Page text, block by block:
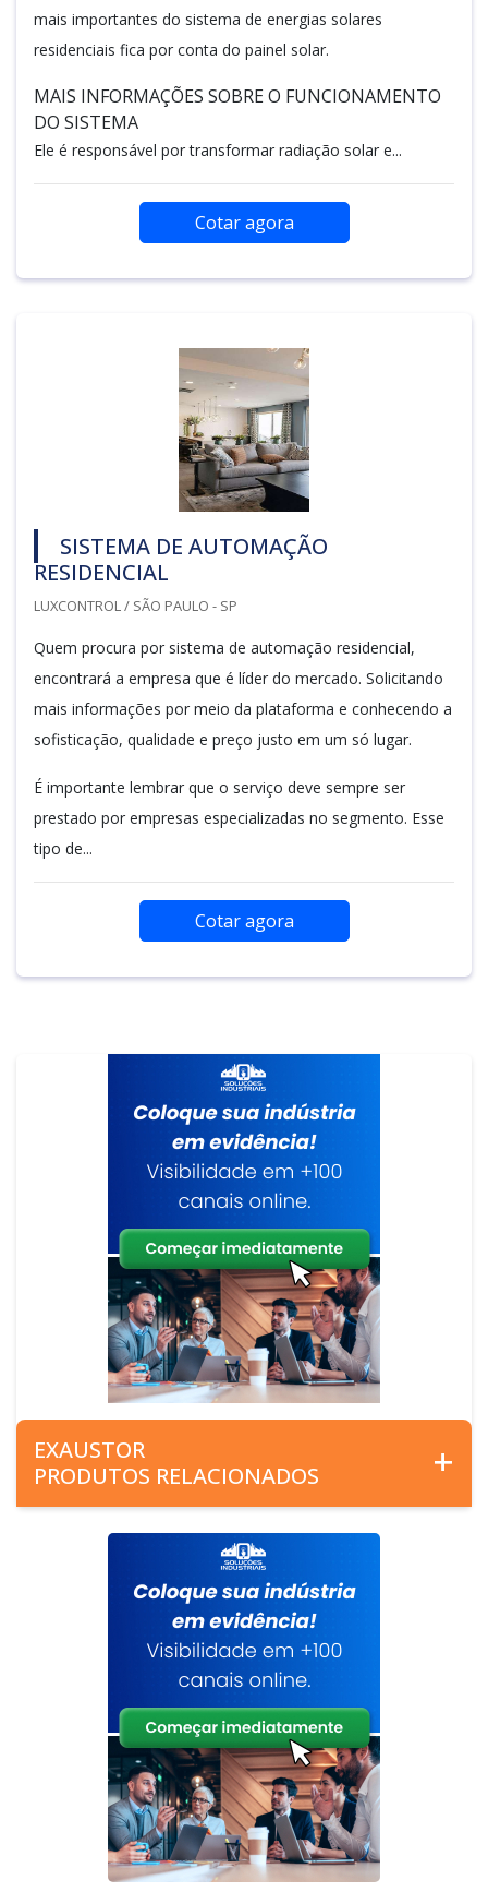
mais importantes do sistema de energias solares
residenciais fica por conta do painel solar.
MAIS INFORMAÇÕES SOBRE O FUNCIONAMENTO
DO SISTEMA
Ele é responsável por transformar radiação solar e...
Cotar agora
SISTEMA DE AUTOMAÇÃO
RESIDENCIAL
LUXCONTROL / SÃO PAULO - SP
Quem procura por sistema de automação residencial,
encontrará a empresa que é líder do mercado. Solicitando
mais informações por meio da plataforma e conhecendo a
sofisticação, qualidade e preço justo em um só lugar.
É importante lembrar que o serviço deve sempre ser
prestado por empresas especializadas no segmento. Esse
tipo de...
Cotar agora
EXAUSTOR
PRODUTOS RELACIONADOS